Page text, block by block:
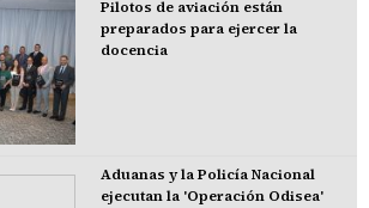
Pilotos de aviación están
preparados para ejercer la
docencia
Aduanas y la Policía Nacional
ejecutan la 'Operación Odisea'